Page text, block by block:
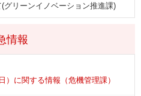
情報
）に関する情報（危機管理課）
グリーンイノベーション推進課)